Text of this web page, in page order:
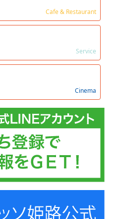
Cafe & Restaurant
Service
Cinema